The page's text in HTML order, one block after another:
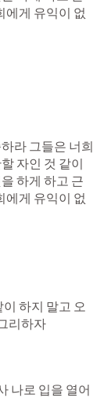
에게 유익이 없
라 그들은 너희
자인 것 같이
하게 하고 근
에게 유익이 없
하지 말고 오
리하자
나로 입을 열어